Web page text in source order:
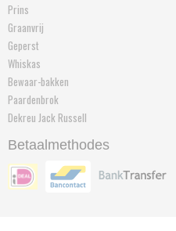
Prins
Graanvrij
Geperst
Whiskas
Bewaar-bakken
Paardenbrok
Dekreu Jack Russell
Betaalmethodes